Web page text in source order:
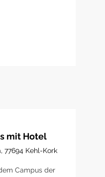
mit Hotel
77694 Kehl-Kork
Campus der